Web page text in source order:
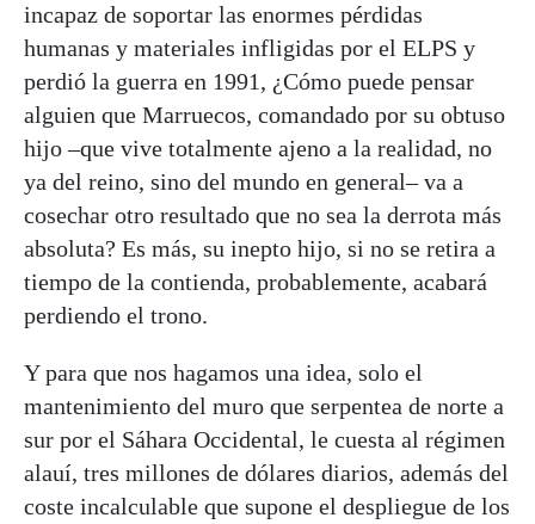
incapaz de soportar las enormes pérdidas
humanas y materiales infligidas por el ELPS y
perdió la guerra en 1991, ¿Cómo puede pensar
alguien que Marruecos, comandado por su obtuso
hijo –que vive totalmente ajeno a la realidad, no
ya del reino, sino del mundo en general– va a
cosechar otro resultado que no sea la derrota más
absoluta? Es más, su inepto hijo, si no se retira a
tiempo de la contienda, probablemente, acabará
perdiendo el trono.
Y para que nos hagamos una idea, solo el
mantenimiento del muro que serpentea de norte a
sur por el Sáhara Occidental, le cuesta al régimen
alauí, tres millones de dólares diarios, además del
coste incalculable que supone el despliegue de los